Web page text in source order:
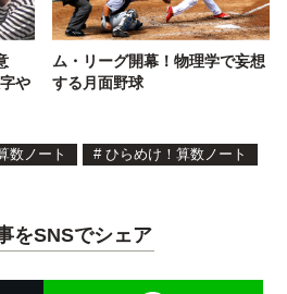
や
ム・リーグ開幕！物理学で妄想
する月面野球
数ノート # ひらめけ！算数ノート
をSNSでシェア